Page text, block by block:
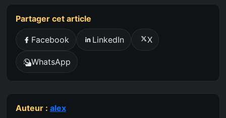
Partager cet article
Facebook LinkedIn X
WhatsApp
Auteur : alex